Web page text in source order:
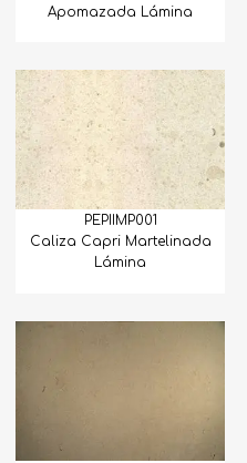
Apomazada Lámina
PEPIIMP001
Caliza Capri Martelinada
Lámina